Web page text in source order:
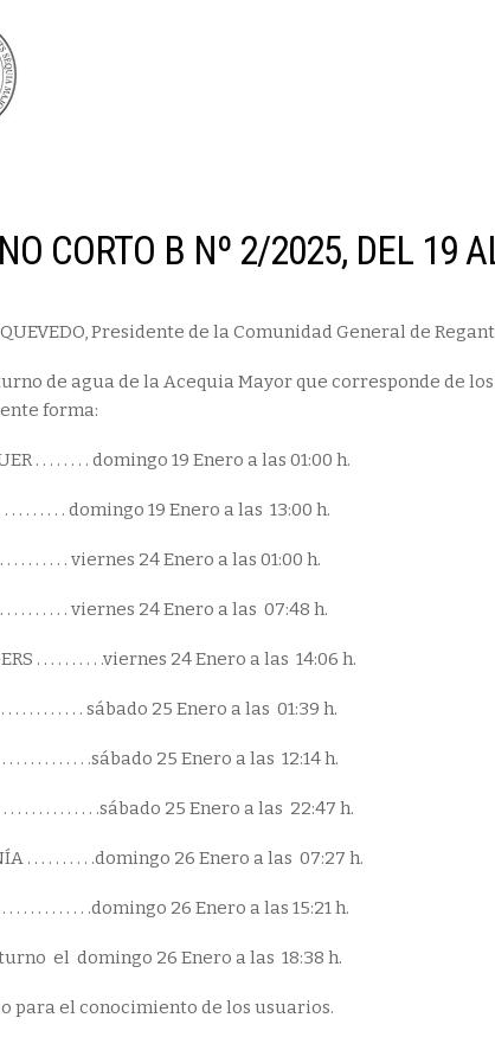
CORTO B Nº 2/2025, DEL 19
QUEVEDO, Presidente de la Comunidad General de
de agua de la Acequia Mayor que corresponde de
forma:
. . . . . . . . domingo 19 Enero a las 01:00 h.
. . . . . . . . . . domingo 19 Enero a las 13:00 h.
. . . . . . . . . . . viernes 24 Enero a las 01:00 h.
. . . . . . . . . . . viernes 24 Enero a las 07:48 h.
. . . . . . . . . .viernes 24 Enero a las 14:06 h.
. . . . . . . . . . . . sábado 25 Enero a las 01:39 h.
. . . . . . . . . . . . .sábado 25 Enero a las 12:14 h.
. . . . . . . . . . . . .sábado 25 Enero a las 22:47 h.
. . . . . . . . . .domingo 26 Enero a las 07:27 h.
. . . . . . . . . . .domingo 26 Enero a las 15:21 h.
domingo 26 Enero a las 18:38 h.
para el conocimiento de los usuarios.